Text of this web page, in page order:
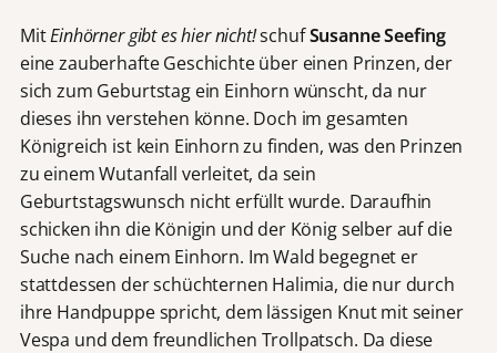
MitEinhörner gibt es hier nicht!schufSusanne Seefing
eine zauberhafte Geschichte über einen Prinzen, der
sich zum Geburtstag ein Einhorn wünscht, da nur
dieses ihn verstehen könne. Doch im gesamten
Königreich ist kein Einhorn zu finden, was den Prinzen
zu einem Wutanfall verleitet, da sein
Geburtstagswunsch nicht erfüllt wurde. Daraufhin
schicken ihn die Königin und der König selber auf die
Suche nach einem Einhorn. Im Wald begegnet er
stattdessen der schüchternen Halimia, die nur durch
ihre Handpuppe spricht, dem lässigen Knut mit seiner
Vespa und dem freundlichen Trollpatsch. Da diese